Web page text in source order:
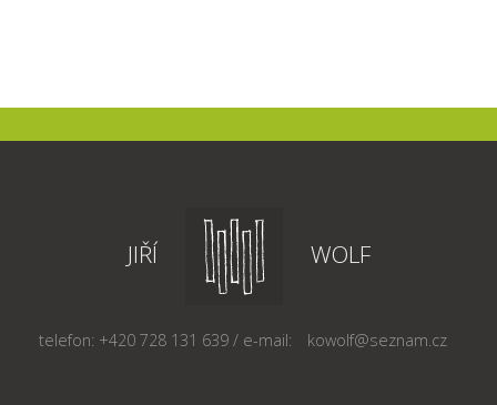
JIŘÍ WOLF
telefon: +420 728 131 639 / e-mail: kowolf@seznam.cz